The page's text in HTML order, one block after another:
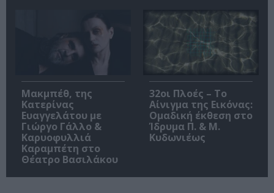
Μακμπέθ, της
Κατερίνας
Ευαγγελάτου με
Γιώργο Γάλλο &
Καρυοφυλλιά
Καραμπέτη στο
Θέατρο Βασιλάκου
32οι Πλοές – Το
Αίνιγμα της Εικόνας:
Ομαδική έκθεση στο
Ίδρυμα Π. & Μ.
Κυδωνιέως